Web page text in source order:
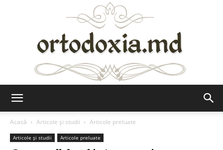
Acasă
Articole şi studii Articole preluate
Articole şi studii Articole preluate